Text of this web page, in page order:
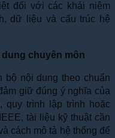
đối với các khái niệm
dữ liệu và cấu trúc hệ
chuyên môn
bộ nội dung theo chuẩn
giữ đúng ý nghĩa của
quy trình lập trình hoặc
tài liệu kỹ thuật cần
cách mô tả hệ thống để